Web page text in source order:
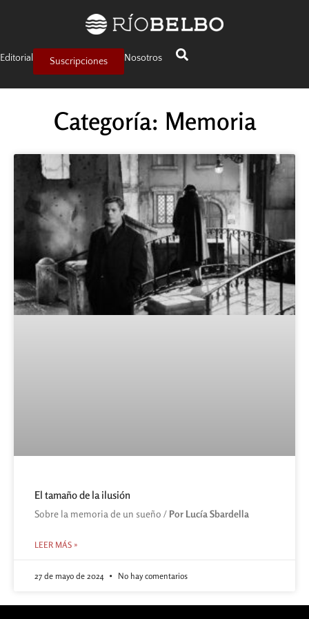
Editorial Suscripciones Nosotros
Categoría: Memoria
El tamaño de la ilusión
Sobre la memoria de un sueño / Por Lucía Sbardella
LEER MÁS »
27 de mayo de 2024 No hay comentarios